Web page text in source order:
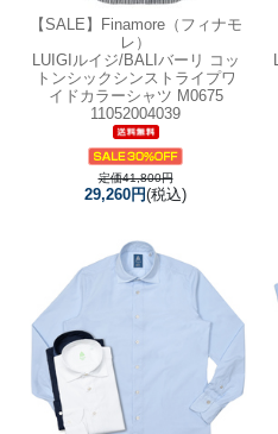
【SALE】
Finamore（フィナモ
レ）
LUIGIルイジ/BALIバーリ コッ
トンシックシンストライプワ
イドカラーシャツ M0675
11052004039
定価41,800円
29,260円(税込)